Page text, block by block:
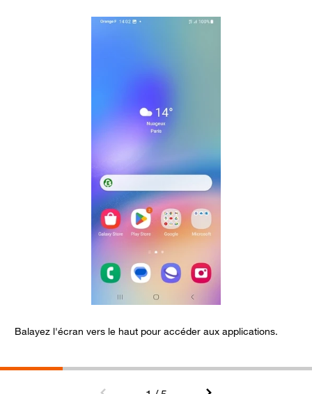
Balayez l'écran vers le haut pour accéder aux applications.